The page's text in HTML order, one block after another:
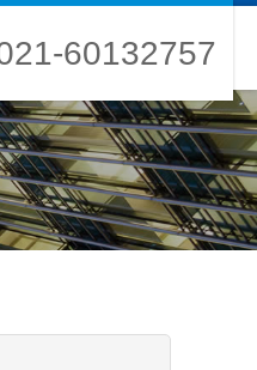
60132757